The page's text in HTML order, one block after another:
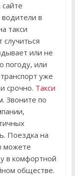
в
такси
или не
погоду, или
уже
срочно. Такси
Звоните по
Поездка на
можете
в комфортной
обществе.